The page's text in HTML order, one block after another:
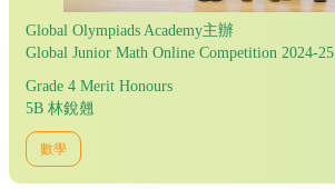
Global Olympiads Academy主辦
Global Junior Math Online Competition 2024-25
Grade 4 Merit Honours
5B 林銳翹
數學